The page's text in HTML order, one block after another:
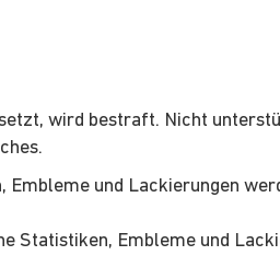
wird bestraft. Nicht
und Lackierungen
Statistiken, Embleme und